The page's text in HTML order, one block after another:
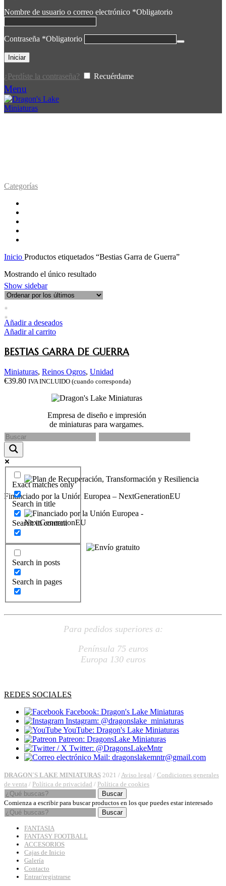
Nombre de usuario o correo electrónico *Obligatorio
Contraseña *Obligatorio
Iniciar
¿Perdíste la contraseña? Recuérdame
Menu
Categorías
Inicio Productos etiquetados “Bestias Garra de Guerra”
Mostrando el único resultado
Show sidebar
Añadir a deseados
Añadir al carrito
BESTIAS GARRA DE GUERRA
Miniaturas, Reinos Ogros, Unidad
€39.80 IVA INCLUIDO (cuando corresponda)
Empresa de diseño e impresión
de miniaturas para wargames.
Exact matches only
Search in title
Search in content
Search in posts
Search in pages
Financiado por la Unión Europea – NextGenerationEU
GRATUITO
Para pedidos superiores a:
Península 75 euros
Europa 130 euros
REDES SOCIALES
Facebook: Dragon's Lake Miniaturas
Instagram: @dragonslake_miniaturas
YouTube: Dragon's Lake Miniaturas
Patreon: DragonsLake Miniaturas
Twitter: @DragonsLakeMntr
Mail: dragonslakemntr@gmail.com
DRAGON´S LAKE MINIATURAS 2021 /Aviso legal / Condiciones generales
de venta / Política de privacidad / Política de cookies
Buscar
Comienza a escribir para buscar productos en los que puedes estar interesado
Buscar
FANTASIA
FANTASY FOOTBALL
ACCESORIOS
Cajas de Inicio
Galería
Contacto
Entrar/registrarse